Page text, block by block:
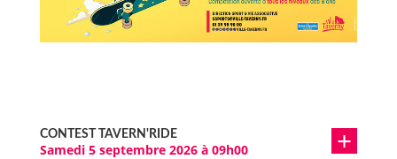
CONTEST TAVERN'RIDE
Samedi 5 septembre 2026 à 09h00